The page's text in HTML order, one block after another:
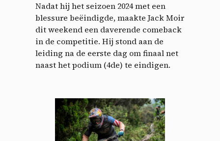
Nadat hij het seizoen 2024 met een
blessure beëindigde, maakte Jack Moir
dit weekend een daverende comeback
in de competitie. Hij stond aan de
leiding na de eerste dag om finaal net
naast het podium (4de) te eindigen.